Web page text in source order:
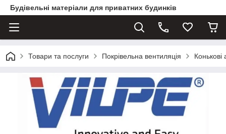
Будівельні матеріали для приватних будинків
Товари та послуги Покрівельна вентиляція Конькові